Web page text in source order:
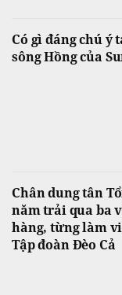
Có gì đáng chú
sông Hồng của
Chân dung tân
năm trải qua ba
hàng, từng làm
Tập đoàn Đèo Cả